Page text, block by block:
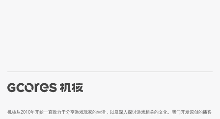
机核从2010年开始一直致力于分享游戏玩家的生活，以及深入探讨游戏相关的文化。我们开发原创的播客